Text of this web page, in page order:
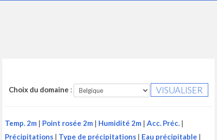
Choix du domaine :
Temp. 2m | Point rosée 2m | Humidité 2m | Acc. Préc. |
Précipitations | Type de précipitations | Eau précipitable |